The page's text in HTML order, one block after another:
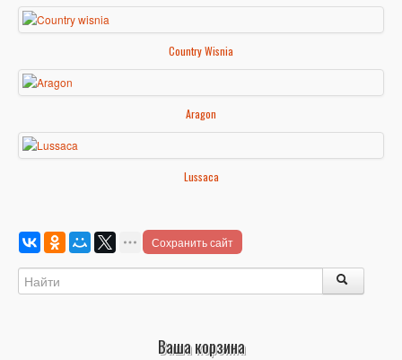
Country Wisnia
Aragon
Lussaca
Сохранить сайт
Ваша корзина